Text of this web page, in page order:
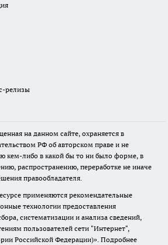
релизы
на данном сайте, охраняется в
РФ об авторском праве и не
кем-либо в какой бы то ни было форме, в
распространению, переработке не иначе
правообладателя.
применяются рекомендательные
технологии предоставления
систематизации и анализа сведений,
пользователей сети "Интернет",
Российской Федерации)». Подробнее